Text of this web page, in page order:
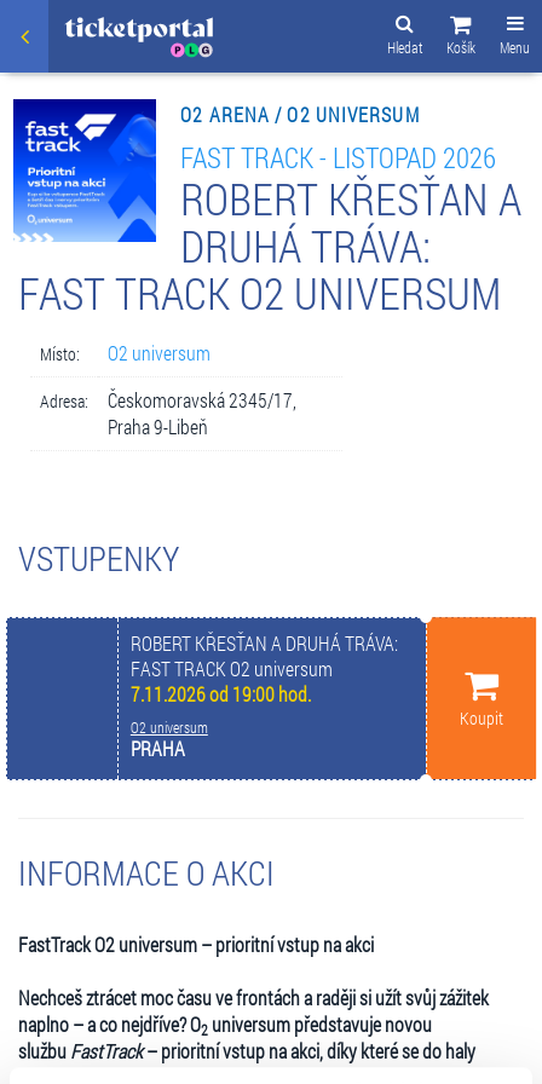
Menu
Košík
Hledat
O2 ARENA / O2 UNIVERSUM
FAST TRACK - LISTOPAD 2026
ROBERT KŘESŤAN A
DRUHÁ TRÁVA:
FAST TRACK O2 UNIVERSUM
Místo: O2 universum
Adresa:
Českomoravská 2345/17,
Praha 9-Libeň
VSTUPENKY
ROBERT KŘESŤAN A DRUHÁ TRÁVA:
FAST TRACK O2 universum
7.11.2026 od 19:00 hod.
O2 universum
PRAHA
Koupit
INFORMACE O AKCI
FastTrack O2 universum – prioritní vstup na akci
Nechceš ztrácet moc času ve frontách a raději si užít svůj zážitek
naplno – a co nejdříve? O2 universum představuje novou
službuFastTrack– prioritní vstup na akci, díky které se do haly